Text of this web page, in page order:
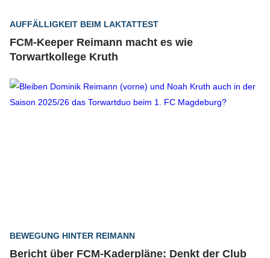
AUFFÄLLIGKEIT BEIM LAKTATTEST
FCM-Keeper Reimann macht es wie
Torwartkollege Kruth
BEWEGUNG HINTER REIMANN
Bericht über FCM-Kaderpläne: Denkt der Club